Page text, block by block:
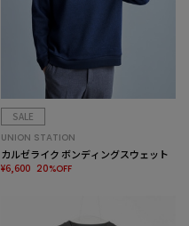
SALE
UNION STATION
カルゼライク ボンディングスウェット
¥6,600 20%OFF